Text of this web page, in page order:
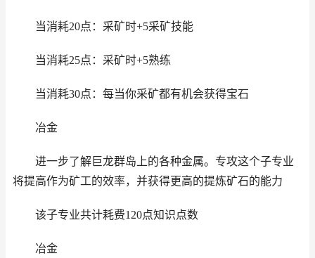
当消耗20点：采矿时+5采矿技能
当消耗25点：采矿时+5熟练
当消耗30点：每当你采矿都有机会获得宝石
冶金
进一步了解巨龙群岛上的各种金属。专攻这个子专业
将提高作为矿工的效率，并获得更高的提炼矿石的能力
该子专业共计耗费120点知识点数
冶金